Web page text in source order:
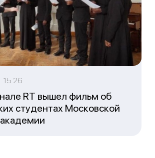
RT вышел фильм об
студентах Московской